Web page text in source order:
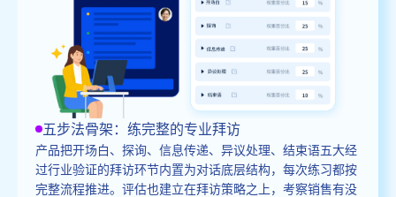
五步法骨架：练完整的专业拜访
产品把开场白、探询、信息传递、异议处理、结束语五大经
过行业验证的拜访环节内置为对话底层结构，每次练习都按
完整流程推进。评估也建立在拜访策略之上，考察销售有没